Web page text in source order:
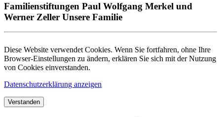
Familienstiftungen Paul Wolfgang Merkel und
Werner Zeller Unsere Familie
Diese Website verwendet Cookies. Wenn Sie fortfahren, ohne Ihre
Browser-Einstellungen zu ändern, erklären Sie sich mit der Nutzung
von Cookies einverstanden.
Datenschutzerklärung anzeigen
Verstanden